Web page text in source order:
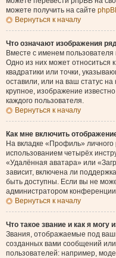
можете получить на сайте
Вернуться к началу
Что означают изображения
Вместе с именем пользователя
Одно из них может относиться
квадратики или точки,
оставили, или на ваш статус
крупное, изображение
каждого пользователя.
Вернуться к началу
Как мне включить
На вкладке «Профиль»
использованием четырёх
«Удалённая аватара» или
зависит, включена ли
быть доступны. Если вы не
администратором
Вернуться к началу
Что такое звание и как я могу
Звания, отображаемые под
созданных вами сообщений
пользователей: например,